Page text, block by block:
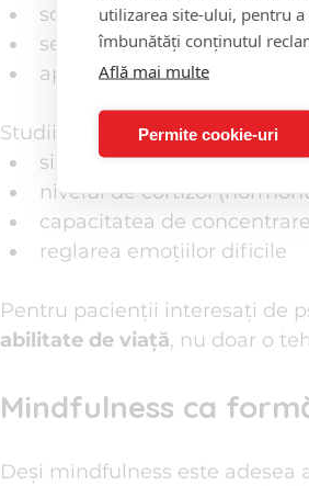
utilizarea site-ului, pentru
îmbunătăți conținutul
Află mai multe
Permite cookie-uri
scade reactivitatea
se reduce ruminația
apare o stare profundă de
Studiile arată că practicile
sistemul nervos
nivelul de cortizol
capacitatea de concentrare
reglarea emoțiilor dificile
Pentru pacienții interesați de
abilitate de viață, nu doar o
Mindfulness ca
Deși mindfulness este